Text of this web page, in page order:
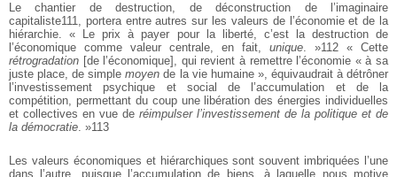
Le chantier de destruction, de déconstruction de l’imaginaire
capitaliste111, portera entre autres sur les valeurs de l’économie et de la
hiérarchie. « Le prix à payer pour la liberté, c’est la destruction de
l’économique comme valeur centrale, en fait, unique. »112 « Cette
rétrogradation [de l’économique], qui revient à remettre l’économie « à sa
juste place, de simplemoyen de la vie humaine », équivaudrait à détrôner
l’investissement psychique et social de l’accumulation et de la
compétition, permettant du coup une libération des énergies individuelles
et collectives en vue de réimpulser l’investissement de la politique et de
la démocratie. »113
Les valeurs économiques et hiérarchiques sont souvent imbriquées l’une
dans l’autre, puisque l’accumulation de biens, à laquelle nous motive